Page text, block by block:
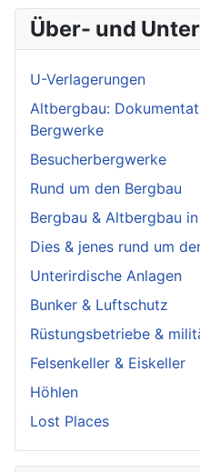
Über- und
U-Verlagerungen
Altbergbau:
Bergwerke
Besucherbergwerke
Rund um den Bergbau
Bergbau & Altbergbau
Dies & jenes rund um
Unterirdische Anlagen
Bunker & Luftschutz
Rüstungsbetriebe &
Felsenkeller & Eiskeller
Höhlen
Lost Places